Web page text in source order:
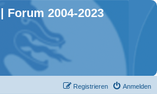
Forum 2004-2023
Anmelden
Registrieren